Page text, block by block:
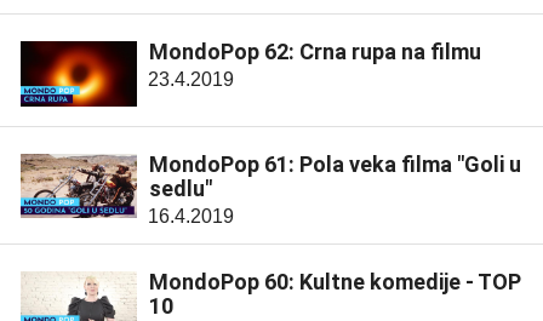
MondoPop 62: Crna rupa na filmu
23.4.2019
MondoPop 61: Pola veka filma "Goli u
sedlu"
16.4.2019
MondoPop 60: Kultne komedije - TOP
10